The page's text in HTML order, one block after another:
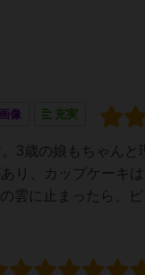
画像 充実
3歳の娘もちゃん
り、カップケーキ
雲に止まったら、